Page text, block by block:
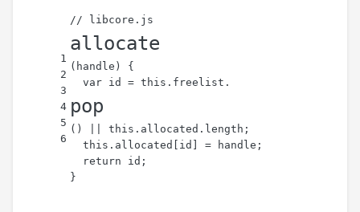
1
2
3
4
5
6
// libcore.js
allocate
( handle ) {
var id = this . freelist .
pop
() || this . allocated . length ;
this . allocated
[id] = handle;
return id;
}